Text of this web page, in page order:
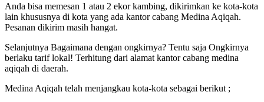
Anda bisa memesan 1 atau 2 ekor kambing, dikirimkan ke kota-kota
lain khususnya di kota yang ada kantor cabang Medina Aqiqah.
Pesanan dikirim masih hangat.
Selanjutnya Bagaimana dengan ongkirnya? Tentu saja Ongkirnya
berlaku tarif lokal! Terhitung dari alamat kantor cabang medina
aqiqah di daerah.
Medina Aqiqah telah menjangkau kota-kota sebagai berikut ;